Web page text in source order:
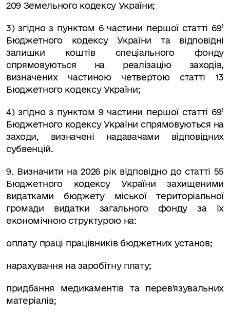
209 Земельного кодексу України;
3) згідно з пунктом 6 частини першої статті 691
Бюджетного кодексу України та відповідні
залишки коштів спеціального фонду
спрямовуються на реалізацію заходів,
визначених частиною четвертою статті 13
Бюджетного кодексу України;
4)згідно з пунктом 9 частини першої статті 691
Бюджетного кодексу України спрямовуються на
заходи, визначені надавачами відповідних
субвенцій.
9. Визначити на 2026 рік відповідно до статті 55
Бюджетного кодексу України захищеними
видатками бюджету міської територіальної
громади видатки загального фонду за їх
економічною структурою на:
оплату праці працівників бюджетних установ;
нарахування на заробітну плату;
придбання медикаментів та перев'язувальних
матеріалів;